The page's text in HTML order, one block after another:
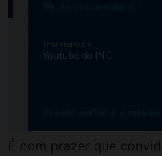
É com prazer que